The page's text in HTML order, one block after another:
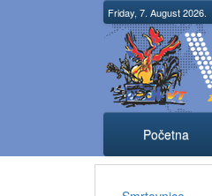
Friday, 7. August 2026.
Početna